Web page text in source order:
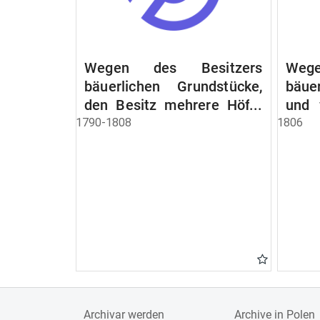
Wegen des Besitzers
bäuerlichen Grundstücke,
den Besitz mehrere Höfe.
Instruction wegen der
1790-1808
und
1806
Archivar werden Archive in Polen